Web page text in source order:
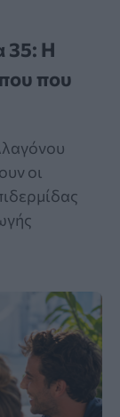
35: Η
που
οι